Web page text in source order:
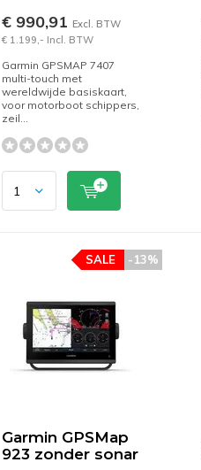
€ 990,91 Excl. BTW
€ 1.199,- Incl. BTW
Garmin GPSMAP 7407
multi-touch met
wereldwijde basiskaart,
voor motorboot schippers,
zeil...
Garmin GPSMap
923 zonder sonar
-13%
SALE